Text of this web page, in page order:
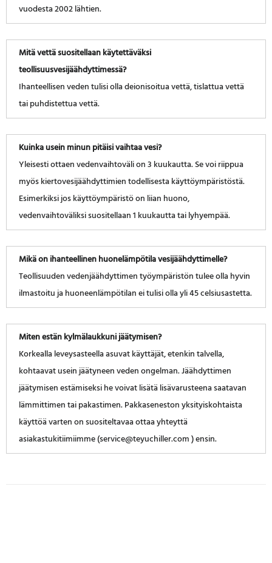
vuodesta 2002 lähtien.
Mitä vettä suositellaan käytettäväksi
teollisuusvesijäähdyttimessä?
Ihanteellisen veden tulisi olla deionisoitua vettä, tislattua vettä
tai puhdistettua vettä.
Kuinka usein minun pitäisi vaihtaa vesi?
Yleisesti ottaen vedenvaihtoväli on 3 kuukautta. Se voi riippua
myös kiertovesijäähdyttimien todellisesta käyttöympäristöstä.
Esimerkiksi jos käyttöympäristö on liian huono,
vedenvaihtoväliksi suositellaan 1 kuukautta tai lyhyempää.
Mikä on ihanteellinen huonelämpötila vesijäähdyttimelle?
Teollisuuden vedenjäähdyttimen työympäristön tulee olla hyvin
ilmastoitu ja huoneenlämpötilan ei tulisi olla yli 45 celsiusastetta.
Miten estän kylmälaukkuni jäätymisen?
Korkealla leveysasteella asuvat käyttäjät, etenkin talvella,
kohtaavat usein jäätyneen veden ongelman. Jäähdyttimen
jäätymisen estämiseksi he voivat lisätä lisävarusteena saatavan
lämmittimen tai pakastimen. Pakkaseneston yksityiskohtaista
käyttöä varten on suositeltavaa ottaa yhteyttä
asiakastukitiimiimme (service@teyuchiller.com ) ensin.